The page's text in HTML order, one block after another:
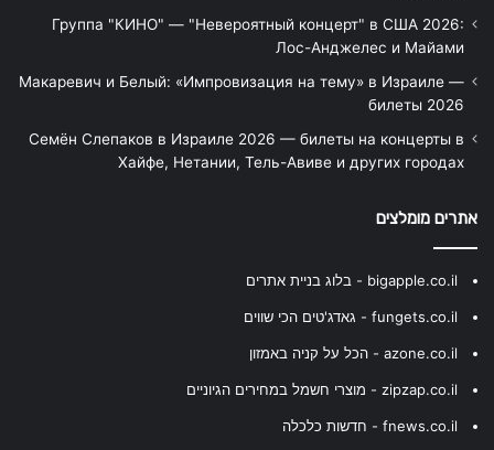
Группа "КИНО" — "Невероятный концерт" в США 2026:
Лос-Анджелес и Майами
Макаревич и Белый: «Импровизация на тему» в Израиле —
билеты 2026
Семён Слепаков в Израиле 2026 — билеты на концерты в
Хайфе, Нетании, Тель-Авиве и других городах
אתרים מומלצים
bigapple.co.il - בלוג בניית אתרים
fungets.co.il - גאדג'טים הכי שווים
azone.co.il - הכל על קניה באמזון
zipzap.co.il - מוצרי חשמל במחירים הגיוניים
fnews.co.il - חדשות כלכלה